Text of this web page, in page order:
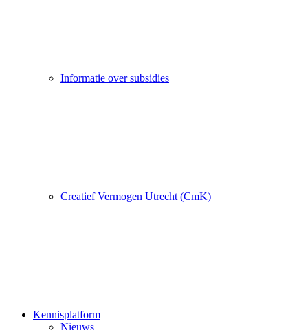
Informatie over subsidies
Creatief Vermogen Utrecht (CmK)
Kennisplatform
Nieuws